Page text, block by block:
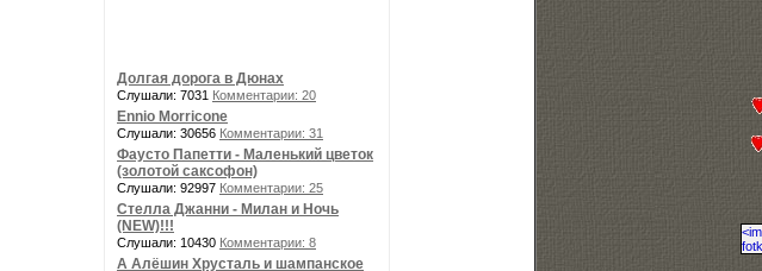
Долгая дорога в Дюнах
Слушали: 7031 Комментарии: 20
Ennio Morricone
Слушали: 30656 Комментарии: 31
Фаусто Папетти - Маленький цветок
(золотой саксофон)
Слушали: 92997 Комментарии: 25
Стелла Джанни - Милан и Ночь
(NEW)!!!
Слушали: 10430 Комментарии: 8
А Алёшин Хрусталь и шампанское